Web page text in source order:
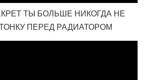
ТЫ БОЛЬШЕ НИКОГДА НЕ
ПЕРЕД РАДИАТОРОМ